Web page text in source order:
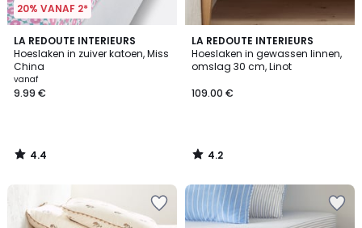
20% VANAF 2*
LA REDOUTE INTERIEURS
Hoeslaken in zuiver katoen, Miss
China
vanaf
9.99 €
4.4
/ 5
4.4
/
LA REDOUTE INTERIEURS
Hoeslaken in gewassen linnen,
omslag 30 cm, Linot
109.00 €
4.2
/ 5
4.2
/